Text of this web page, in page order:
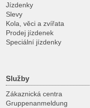
Jízdenky
Slevy
Kola, věci a zvířata
Prodej jízdenek
Speciální jízdenky
Služby
Zákaznická centra
Gruppenanmeldung